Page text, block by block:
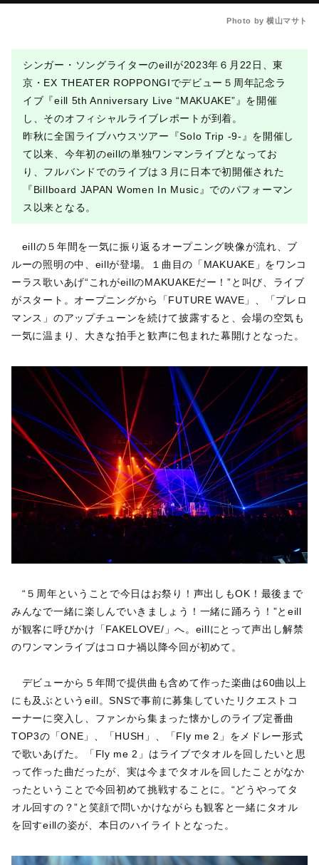
Photo by 横山マサト
シンガー・ソングライターのeillが2023年６月22日、東
京・EX THEATER ROPPONGIでデビュー５周年記念ラ
イブ『eill 5th Anniversary Live “MAKUAKE”』を開催
し、そのオフィシャルライブレポートが到着。
昨秋に全国ライブハウスツアー『Solo Trip -9-』を開催し
て以来、今年初のeillの単独ワンマンライブとなってお
り、フルバンドでのライブは３月に日本で初開催された
『Billboard JAPAN Women In Music』でのパフォーマン
ス以来となる。
eillの５年間を一気に振り返るオープニング映像が流れ、ブ
ルーの照明の中、eillが登場。１曲目の「MAKUAKE」をワンコ
ーラス歌いあげ“これがeillのMAKUAKEだー！”と叫び、ライブ
がスタート。オープニングから「FUTURE WAVE」、「プレロ
マンス」のアップチューンを続けて披露すると、会場の空気も
一気に温まり、大きな拍手と歓声に包まれた幕開けとなった。
“５周年ということで今日はお祭り！声出しもOK！最後まで
みんなで一緒に楽しんでいきましょう！一緒に踊ろう！”とeill
が観客に呼びかけ「FAKELOVE/」へ。eillにとって声出し解禁
のワンマンライブはコロナ禍以降今回が初めて。
デビューから５年間で提供曲も含めて作った楽曲は60曲以上
にも及ぶというeill。SNSで事前に募集していたリクエストコ
ーナーに突入し、ファンから集まった懐かしのライブ定番曲
TOP3の「ONE」、「HUSH」、「Fly me 2」をメドレー形式
で歌いあげた。「Fly me 2」はライブでタオルを回したいと思
って作った曲だったが、実は今までタオルを回したことがなか
ったということで今回初めて挑戦することに。“どうやってタ
オル回すの？”と笑顔で問いかけながらも観客と一緒にタオル
を回すeillの姿が、本日のハイライトとなった。